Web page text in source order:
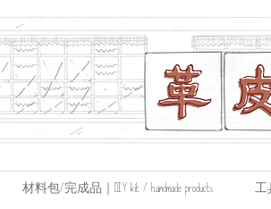
材料包/完成品｜DIY kit / handmade products 工